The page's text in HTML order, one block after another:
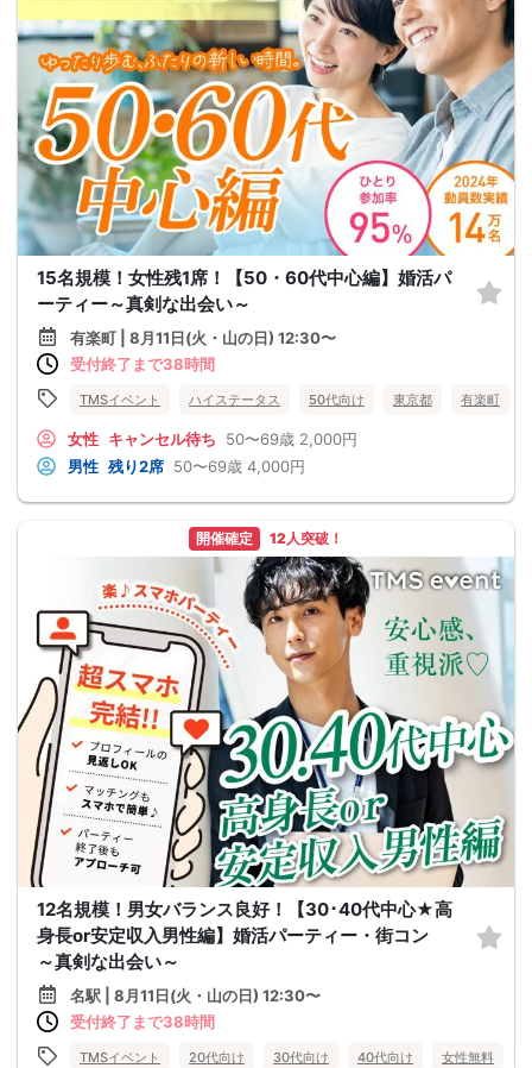
15名規模！女性残1席！【50・60代中心編】婚活パ
ーティー～真剣な出会い～
有楽町 | 8月11日(火・山の日) 12:30〜
受付終了まで38時間
TMSイベント ハイステータス 50代向け 東京都 有楽町
女性 キャンセル待ち 50〜69歳 2,000円
男性 残り2席 50〜69歳 4,000円
開催確定 12人突破！
12名規模！男女バランス良好！【30･40代中心★高
身長or安定収入男性編】婚活パーティー・街コン
～真剣な出会い～
名駅 | 8月11日(火・山の日) 12:30〜
受付終了まで38時間
TMSイベント 20代向け 30代向け 40代向け 女性無料